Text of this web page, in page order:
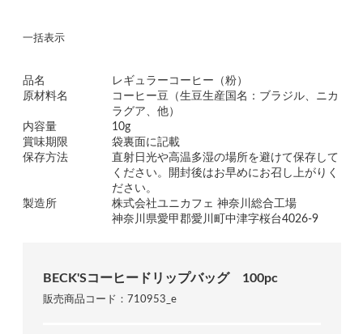
一括表示
品名
レギュラーコーヒー（粉）
原材料名
コーヒー豆（生豆生産国名：ブラジル、ニカ
ラグア、他）
内容量
10g
賞味期限
袋裏面に記載
保存方法
直射日光や高温多湿の場所を避けて保存して
ください。開封後はお早めにお召し上がりく
ださい。
製造所
株式会社ユニカフェ 神奈川総合工場
神奈川県愛甲郡愛川町中津字桜台4026-9
BECK'Sコーヒードリップバッグ 100pc
販売商品コード：710953_e